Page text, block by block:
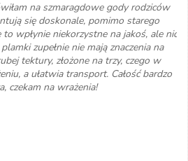
na szmaragdowe gody rodziców
się doskonale, pomimo starego
to wpłynie niekorzystne na jakoś, ale nic
zupełnie nie mają znaczenia na
tektury, złożone na trzy, czego w
a ułatwia transport. Całość bardzo
czekam na wrażenia!